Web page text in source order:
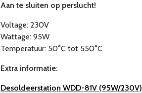
Aan te sluiten op perslucht!
Voltage: 230V
Wattage: 95W
Temperatuur: 50°C tot 550°C
Extra informatie:
Desoldeerstation WDD-81V (95W/230V)